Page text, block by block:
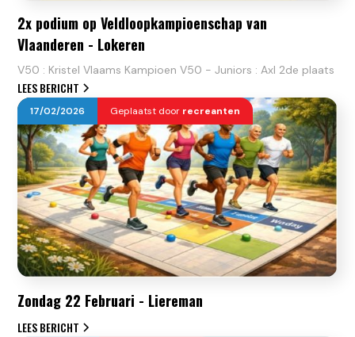
2x podium op Veldloopkampioenschap van
Vlaanderen - Lokeren
V50 : Kristel Vlaams Kampioen V50 - Juniors : Axl 2de plaats
LEES BERICHT
17/02/2026 Geplaatst door recreanten
Zondag 22 Februari - Liereman
LEES BERICHT